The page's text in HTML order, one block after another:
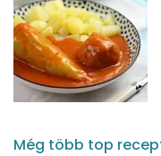
Még több top